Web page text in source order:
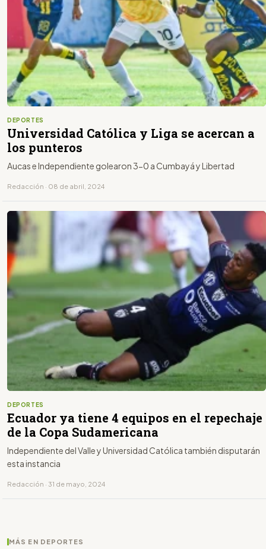
DEPORTES
Universidad Católica y Liga se acercan a
los punteros
Aucas e Independiente golearon 3-0 a Cumbayá y Libertad
Redacción · 08 de abril, 2024
DEPORTES
Ecuador ya tiene 4 equipos en el repechaje
de la Copa Sudamericana
Independiente del Valle y Universidad Católica también disputarán
esta instancia
Redacción · 31 de mayo, 2024
MÁS EN DEPORTES